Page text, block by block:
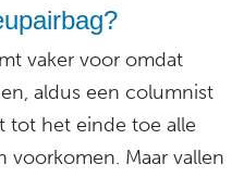
vaker voor omdat
aldus een columnist
tot het einde toe alle
voorkomen. Maar vallen